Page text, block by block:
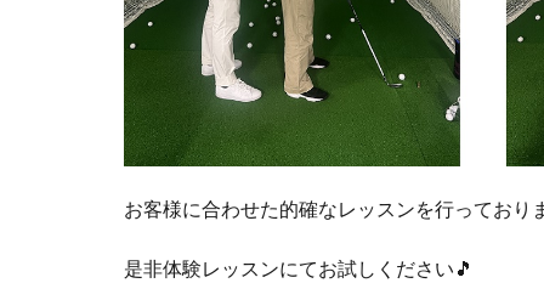
お客様に合わせた的確なレッスンを行ってお
是非体験レッスンにてお試しください🎵